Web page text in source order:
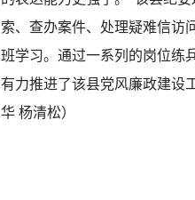
索、查办案件、处理疑难信访
班学习。通过一系列的岗位练
有力推进了该县党风廉政建设
华 杨清松）